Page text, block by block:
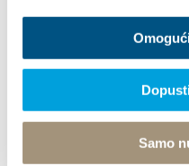
Samo
Bijačka 106, 21217
+385911067777
ivkaje@net.hr
Katica